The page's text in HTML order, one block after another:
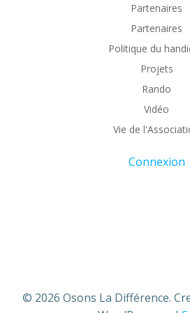
Partenaires
Partenaires
Politique du
Projets
Rando
Vidéo
Vie de
Connexion
© 2026 Osons La Différence.